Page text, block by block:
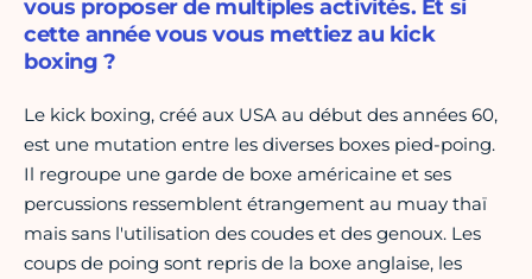
vous proposer de multiples activités. Et si
cette année vous vous mettiez au kick
boxing ?
Le kick boxing, créé aux USA au début des années 60,
est une mutation entre les diverses boxes pied-poing.
Il regroupe une garde de boxe américaine et ses
percussions ressemblent étrangement au muay thaï
mais sans l'utilisation des coudes et des genoux. Les
coups de poing sont repris de la boxe anglaise, les